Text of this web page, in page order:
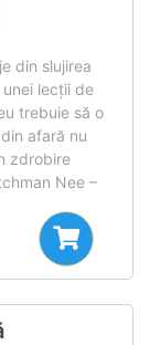
din slujirea
lecţii de
trebuie să o
afară nu
zdrobire
Nee –